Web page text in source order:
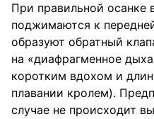
При правильной осанке
поджимаются к
образуют обратный
на «диафрагменное
коротким вдохом и
плавании кролем).
случае не происходит